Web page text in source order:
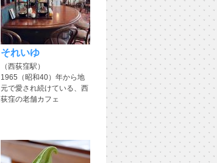
それいゆ
（西荻窪駅）
1965（昭和40）年から地
元で愛され続けている、西
荻窪の老舗カフェ